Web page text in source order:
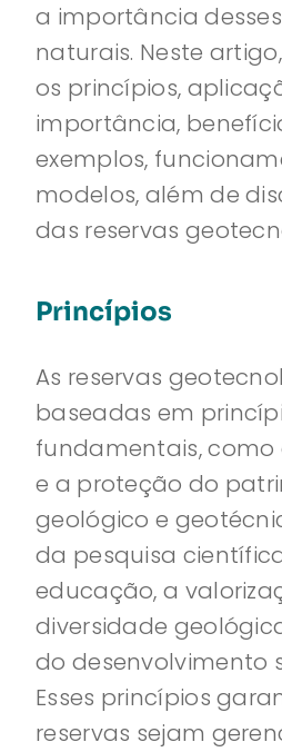
a importância
naturais. Neste
os princípios,
importância,
exemplos,
modelos, além de
das reservas
Princípios
As reservas
baseadas em
fundamentais, como
e a proteção do
geológico e
da pesquisa
educação, a
diversidade
do desenvolvimento
Esses princípios
reservas sejam